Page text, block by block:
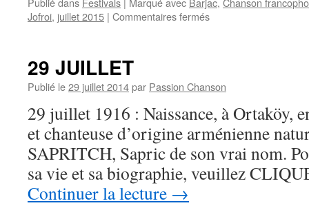
Jofroi, juillet 2015 | Commentaires ferméssur
festival
DE
PAROLE
fête
sa
vingtième
édition
29 JUILLET
Publié le29 juillet 2014par Passion Chanson
29 juillet 1916 : Naissance, à Ortaköy,
et chanteuse d’origine arménienne
SAPRITCH, Sapric de son vrai nom.
sa vie et sa biographie, veuillez
Continuer la lecture →